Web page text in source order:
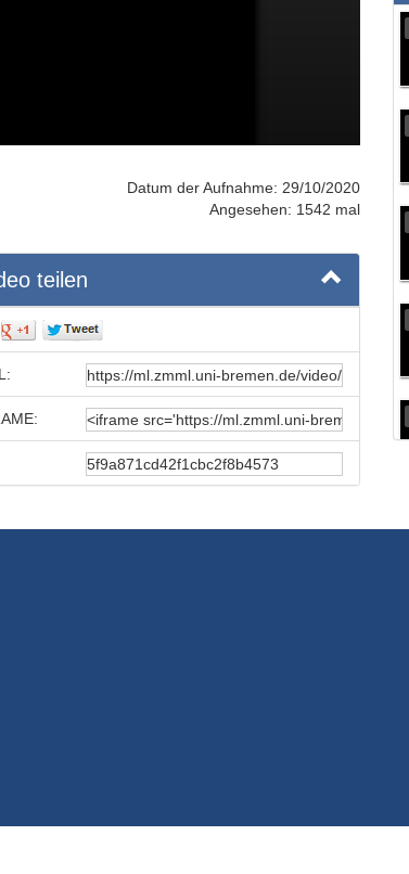
Datum der Aufnahme: 29/10/2020
Angesehen: 1542 mal
teilen